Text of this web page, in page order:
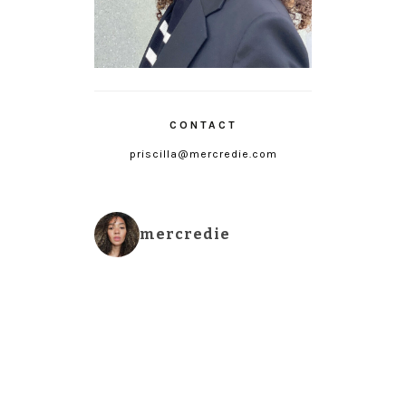
CONTACT
priscilla@mercredie.com
mercredie